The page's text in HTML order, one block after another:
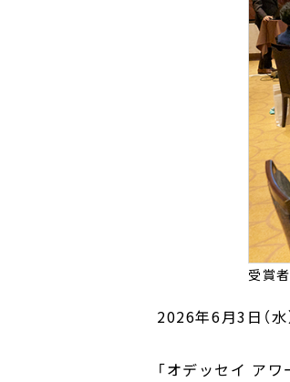
受賞
2026年6月3日（水
「オデッセイ ア